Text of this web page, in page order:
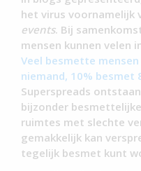
het virus voornamelijk
events. Bij
mensen kunnen velen
Veel besmette
niemand, 10% besmet
Superspreads
bijzonder
ruimtes met slechte
gemakkelijk kan
tegelijk besmet kunt